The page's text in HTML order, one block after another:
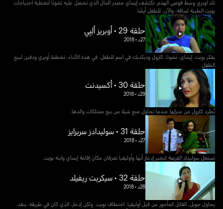
تلد أوبري وسط فوضى الهدم. تكتشف إيساي مصدر المال الذي تحصل عليه تشونا لتغطية احتياجات
بويت الطبية لساقه، والآن، للطفل أيضًا.
حلقة 29 • أوبريز ألِبِي
27د •
2018
يفكر بويت، إيساي، تشونا، كارول وديكديك في اسم للطفل. في هذه الأثناء، تخطط أوبري ودفين لبيع
الطفل.
حلقة 30 • أكسيدنت
29د •
2018
تُطرد كارول من منزلها عندما تحاول منع شيلا من بيع ممتلكات والدها.
حلقة 31 • سوليدادز سربرايز
27د •
2018
تستغل سوليداد الفرصة لتخبر إدغار أنها وأوليفيا تعرفان مكان إقامة إيساي وابنه بويت.
حلقة 32 • سيكريت ريفيلد
28د •
2018
يحاول جويل، القاتل المأجور من قبل أوليفيا، اختطاف بويت. ولكن إدغار، الذي كان في طريقه، ينقذ